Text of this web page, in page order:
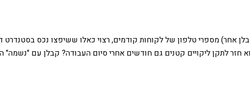
אחר) מספרי טלפון של לקוחות קודמים, רצוי כאלו ששיפצו נכס
חזר לתקן ליקויים קטנים גם חודשים אחרי סיום העבודה? קבלן עם